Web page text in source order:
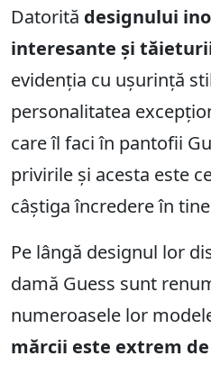
Datorită designului
interesante și
evidenția cu ușurință
personalitatea
care îl faci în pantofii
privirile și acesta este
câștiga încredere în
Pe lângă designul lor
damă Guess sunt
numeroasele lor
mărcii este extrem